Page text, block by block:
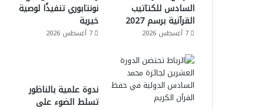
السادس للكتاتيب
القرآنية برسم 2027
7 أغسطس 2026
نونتابوري تنفيذًا لوصية
خيرية
7 أغسطس 2026
ندوة علمية بالناظور
تسلط الضوء على